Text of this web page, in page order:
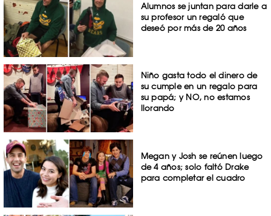
Alumnos se juntan para darle a
su profesor un regaló que
deseó por más de 20 años
Niño gasta todo el dinero de
su cumple en un regalo para
su papá; y NO, no estamos
llorando
Megan y Josh se reúnen luego
de 4 años; solo faltó Drake
para completar el cuadro